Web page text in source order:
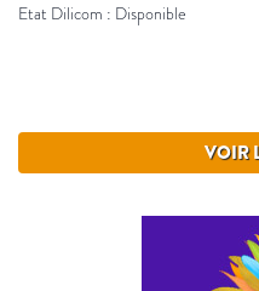
Etat Dilicom : Disponible
VOIR